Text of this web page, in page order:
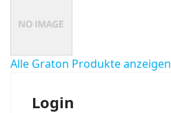
Alle Graton Produkte anzeigen
Login